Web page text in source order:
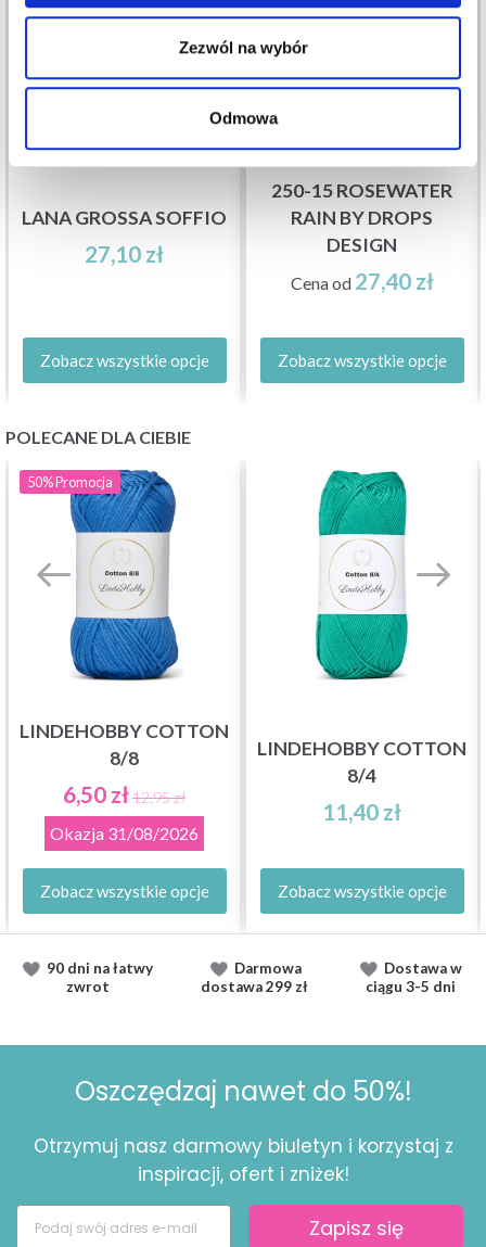
Zezwól na wybór
Odmowa
LANA GROSSA SOFFIO
27,10 zł
Zobacz wszystkie opcje
250-15 ROSEWATER
RAIN BY DROPS
DESIGN
Cena od 27,40 zł
Zobacz wszystkie opcje
POLECANE DLA CIEBIE
50%Promocja
LINDEHOBBY COTTON
8/8
6,50 zł12,95 zł
Okazja 31/08/2026
Zobacz wszystkie opcje
LINDEHOBBY COTTON
8/4
11,40 zł
Zobacz wszystkie opcje
90 dni na łatwy
zwrot
Darmowa
dostawa299 zł
Dostawaw
ciągu 3-5 dni
Oszczędzaj nawet do 50%!
Otrzymuj nasz darmowy biuletyn i korzystaj z
inspiracji, ofert i zniżek!
Zapisz się